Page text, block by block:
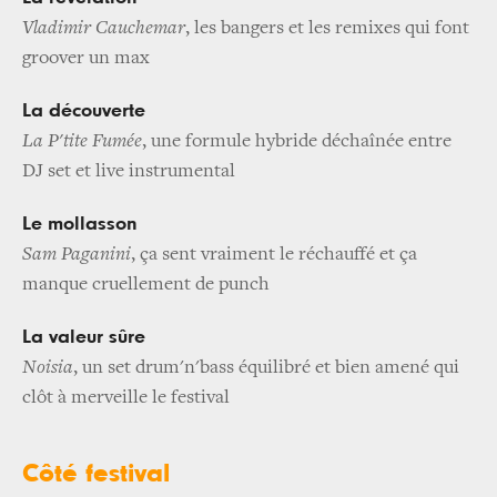
Vladimir Cauchemar, les bangers et les remixes qui font
groover un max
La découverte
La P'tite Fumée, une formule hybride déchaînée entre
DJ set et live instrumental
Le mollasson
Sam Paganini, ça sent vraiment le réchauffé et ça
manque cruellement de punch
La valeur sûre
Noisia, un set drum'n'bass équilibré et bien amené qui
clôt à merveille le festival
Côté festival